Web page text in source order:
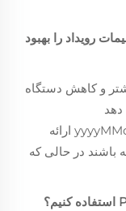
رویداد را بهبود
و کاهش دستگاه
مyyyyMMddHHmmssnn yyyyMMddHmmssn ارائه
باشند در حالی که